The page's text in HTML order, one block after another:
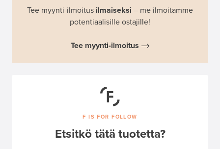
Tee myynti-ilmoitus ilmaiseksi – me ilmoitamme
potentiaalisille ostajille!
Tee myynti-ilmoitus
F IS FOR FOLLOW
Etsitkö tätä tuotetta?